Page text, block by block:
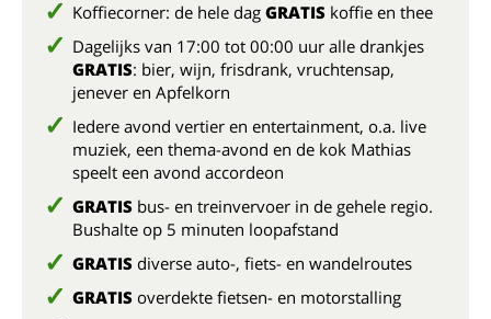
Koffiecorner: de hele dag GRATIS koffie en thee
Dagelijks van 17:00 tot 00:00 uur alle drankjes
GRATIS: bier, wijn, frisdrank, vruchtensap,
jenever en Apfelkorn
Iedere avond vertier en entertainment, o.a. live
muziek, een thema-avond en de kok Mathias
speelt een avond accordeon
GRATIS bus- en treinvervoer in de gehele regio.
Bushalte op 5 minuten loopafstand
GRATIS diverse auto-, fiets- en wandelroutes
GRATIS overdekte fietsen- en motorstalling